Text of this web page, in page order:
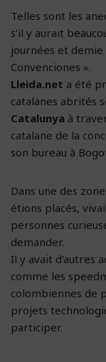
Telles sont les
s’il y aurait
journées et demie
Convenciones ».
Lleida.net a été
catalanes abrités
Catalunya à
catalane de la
son bureau à
Dans une des
étions placés,
personnes
demander.
Il y avait d’autres
comme les
colombiennes de
projets
participer.